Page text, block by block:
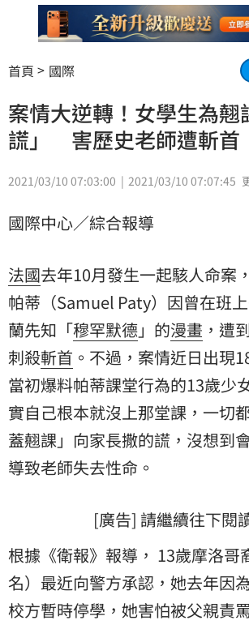
首頁 國際
案情大逆轉！女學生為翹
謊」 害歷史老師遭斬首
2021/03/10 07:03:00 2021/03/10 07:07:45
國際中心／綜合報導
法國去年10月發生一起駭人命案
帕蒂（Samuel Paty）因曾在班
蘭先知「穆罕默德」的漫畫 ，遭
刺殺斬首 。不過，案情近日出現
當初爆料帕蒂課堂行為的13歲少
實自己根本就沒上那堂課，一切
蓋翹課」向家長撒的謊，沒想到
導致老師失去性命。
[廣告] 請繼續往下閱
根據《衛報》報導， 13歲摩洛哥
名）最近向警方承認，她去年因
校方暫時停學，她害怕被父親責